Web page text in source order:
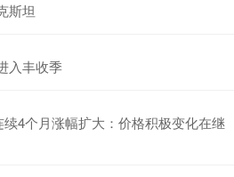
斯坦
入丰收季
4个月涨幅扩大：价格积极变化在继